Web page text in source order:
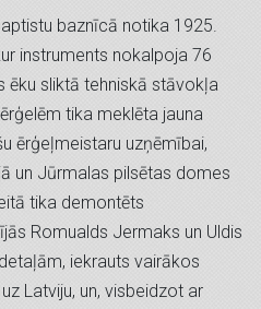
baznīcā notika 1925.
instruments nokalpoja 76
ēku sliktā tehniskā stāvokļa
tika meklēta jauna
ērģeļmeistaru uzņēmībai,
un Jūrmalas pilsētas domes
tika demontēts
Romualds Jermaks un Uldis
iekrauts vairākos
Latviju, un, visbeidzot ar